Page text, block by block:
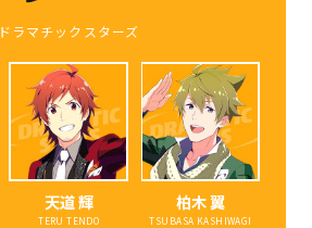
ドラマチックスターズ
天道 輝
TERU TENDO
柏木 翼
TSUBASA KASHIWAGI